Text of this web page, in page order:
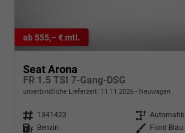
ab 555,– € mtl.
Seat Arona
FR 1.5 TSI 7-Gang-DSG
unverbindliche Lieferzeit: 11.11.2026 Neuwagen
Fahrzeugnr. 1341423 Getriebe Automatik
Kraftstoff
Benzin Außenfarbe